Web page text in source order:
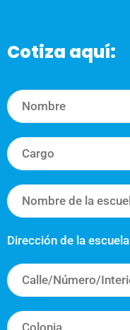
Cotiza aquí:
Dirección de la escuela